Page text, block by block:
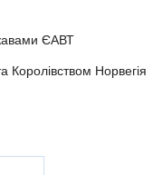
ЄАВТ
Королiвством Норвегiя